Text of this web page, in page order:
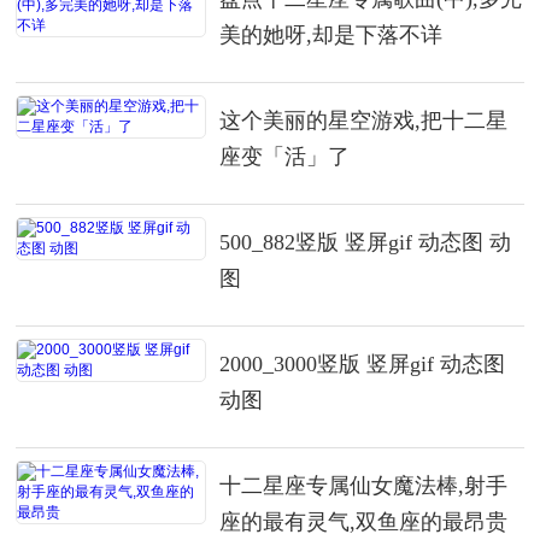
美的她呀,却是下落不详
这个美丽的星空游戏,把十二星
座变「活」了
500_882竖版 竖屏gif 动态图 动
图
2000_3000竖版 竖屏gif 动态图
动图
十二星座专属仙女魔法棒,射手
座的最有灵气,双鱼座的最昂贵